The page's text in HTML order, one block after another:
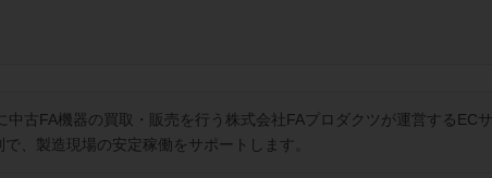
古FA機器の買取・販売を行う株式会社FAプロダクツが運営するECサ
、製造現場の安定稼働をサポートします。